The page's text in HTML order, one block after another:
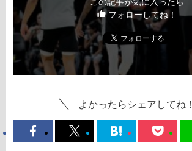
この記事が気に入ったら
フォローしてね！
よかったらシェアしてね！